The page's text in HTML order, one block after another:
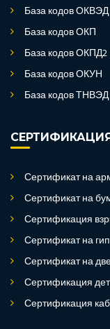
База кодов ОКВЭД
База кодов ОКП
База кодов ОКПД2
База кодов ОКУН
База кодов ТНВЭД
Сертификат на
Сертификат на
Сертификация
Сертификат на
Сертификат на
Сертификация
Сертификация